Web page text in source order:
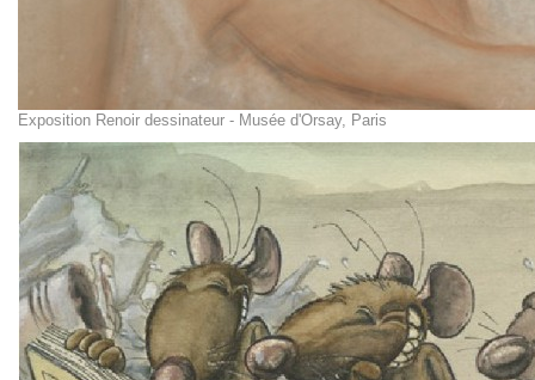
Exposition Renoir dessinateur - Musée d'Orsay, Paris